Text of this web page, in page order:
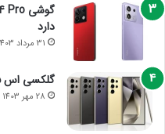
دارد
31 مرداد 1403
گلکسی اس 25 اولترا در چهار رنگ عرضه می شود
28 مهر 1403